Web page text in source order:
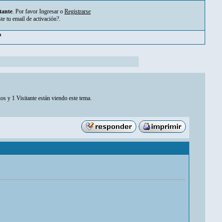
. Por favor Ingresar o Registrarse
tu email de activación?.
y 1 Visitante están viendo este tema.